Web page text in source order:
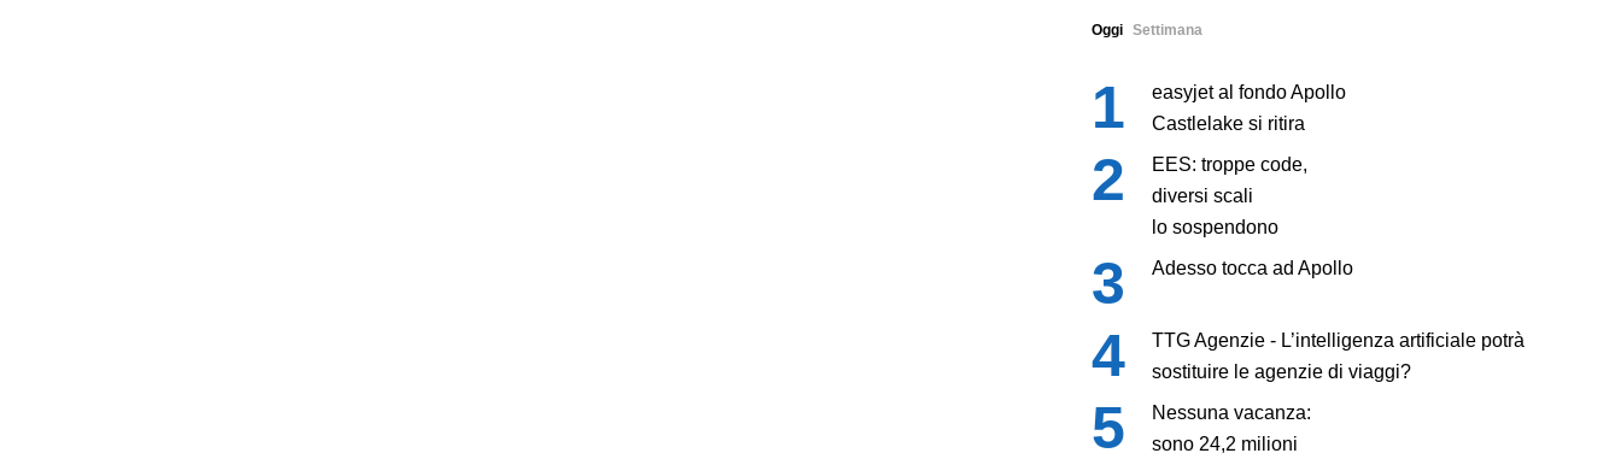
Oggi Settimana
easyjet al fondo Apollo
Castlelake si ritira
EES: troppe code,
diversi scali
lo sospendono
Adesso tocca ad Apollo
TTG Agenzie - L’intelligenza artificiale potrà
sostituire le agenzie di viaggi?
Nessuna vacanza:
sono 24,2 milioni